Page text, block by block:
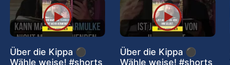
Über die Kippa ⚫
Wähle weise! #shorts
Über die Kippa ⚫
Wähle weise! #shorts